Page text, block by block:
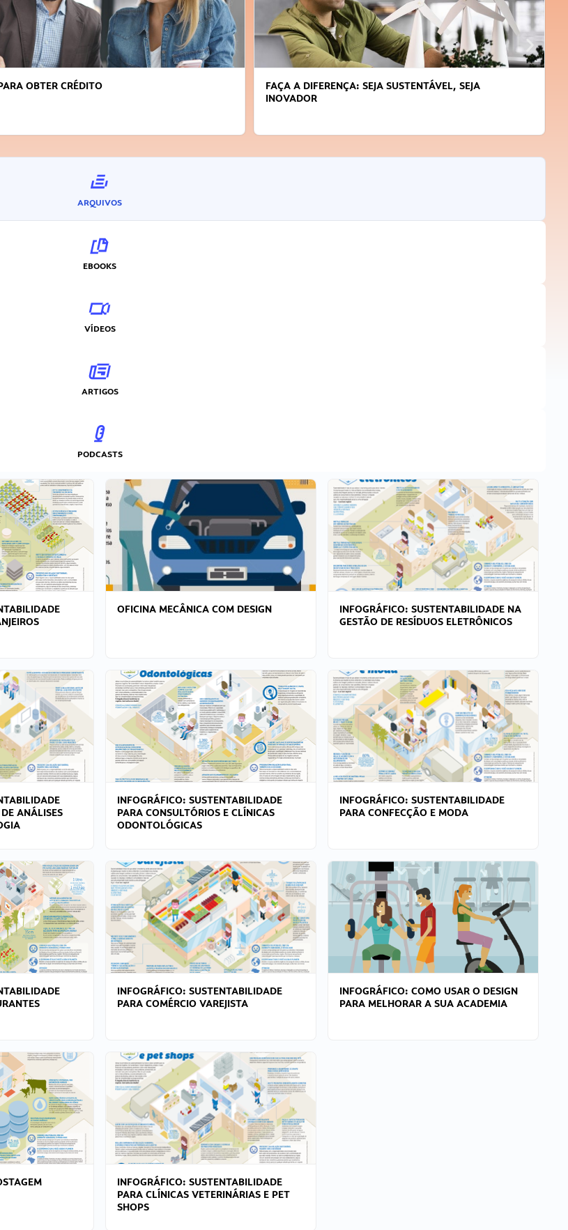
OBTER CRÉDITO
FAÇA A DIFERENÇA: SEJA SUSTENTÁVEL, SEJA
INOVADOR
ARQUIVOS
EBOOKS
VÍDEOS
ARTIGOS
PODCASTS
OFICINA MECÂNICA COM DESIGN
INFOGRÁFICO: SUSTENTABILIDADE NA
GESTÃO DE RESÍDUOS ELETRÔNICOS
ANÁLISES
INFOGRÁFICO: SUSTENTABILIDADE
PARA CONSULTÓRIOS E CLÍNICAS
ODONTOLÓGICAS
INFOGRÁFICO: SUSTENTABILIDADE
PARA CONFECÇÃO E MODA
INFOGRÁFICO: SUSTENTABILIDADE
PARA COMÉRCIO VAREJISTA
INFOGRÁFICO: COMO USAR O DESIGN
PARA MELHORAR A SUA ACADEMIA
INFOGRÁFICO: SUSTENTABILIDADE
PARA CLÍNICAS VETERINÁRIAS E PET
SHOPS